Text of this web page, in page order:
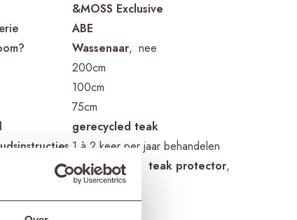
&MOSS Exclusive
ABE
Wassenaar
nee
200cm
100cm
75cm
gerecycled teak
1 à 2 keer per jaar behandelen
teak cleaner
teak protector
teak shield
hoes
ETGF7163